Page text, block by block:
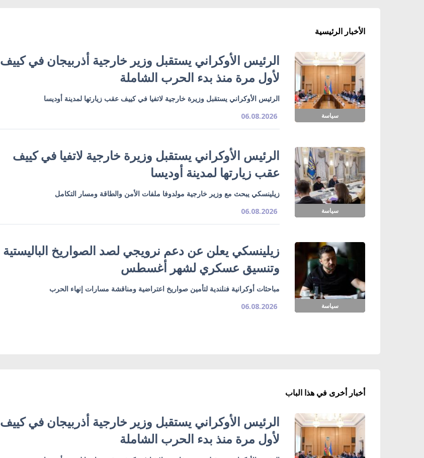
الأخبار الرئيسية
سياسة
الرئيس الأوكراني يستقبل وزير خارجية أذربيجان في كييف
لأول مرة منذ بدء الحرب الشاملة
الرئيس الأوكراني يستقبل وزيرة خارجية لاتفيا في كييف عقب زيارتها لمدينة أوديسا
06.08.2026
سياسة
الرئيس الأوكراني يستقبل وزيرة خارجية لاتفيا في كييف
عقب زيارتها لمدينة أوديسا
زيلينسكي يبحث مع وزير خارجية مولدوفا ملفات الأمن والطاقة ومسار التكامل
06.08.2026
سياسة
زيلينسكي يعلن عن دعم نرويجي لصد الصواريخ الباليستية
وتنسيق عسكري لشهر أغسطس
مباحثات أوكرانية فنلندية لتأمين صواريخ اعتراضية ومناقشة مسارات إنهاء الحرب
06.08.2026
أخبار أخرى في هذا الباب
الرئيس الأوكراني يستقبل وزير خارجية أذربيجان في كييف
لأول مرة منذ بدء الحرب الشاملة